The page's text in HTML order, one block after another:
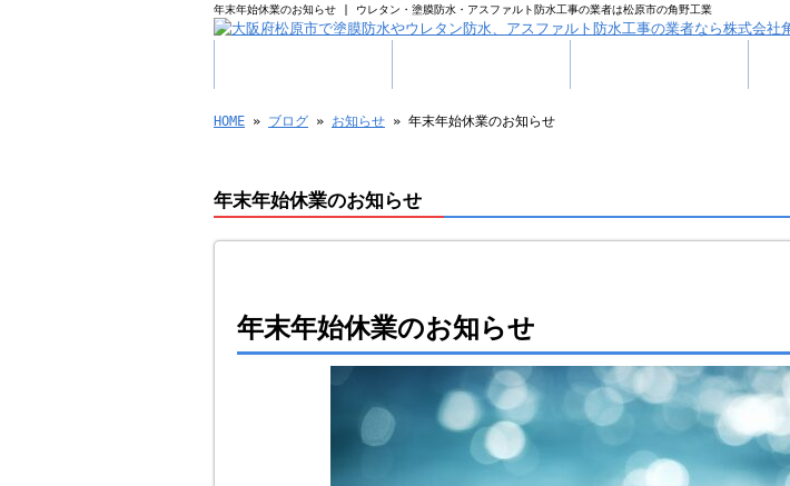
年末年始休業のお知らせ | ウレタン・塗膜防水・アスファルト防水工事の業者は松原市の角野工業
HOME » ブログ » お知らせ » 年末年始休業のお知らせ
年末年始休業のお知らせ
年末年始休業のお知らせ